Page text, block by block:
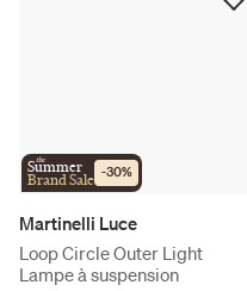
the
Summer
Brand Sale -30%
Martinelli Luce
Loop Circle Outer Light
Lampe à suspension